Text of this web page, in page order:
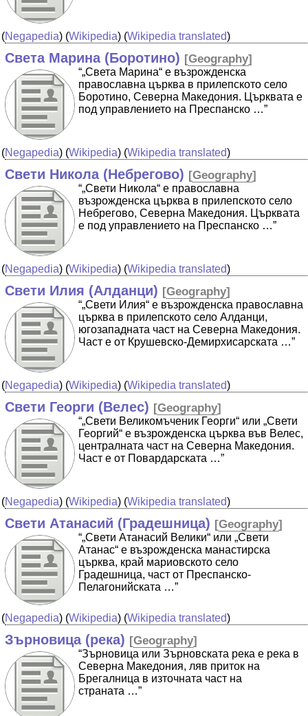
(Negapedia) (Wikipedia) (Wikipedia translated)
Света Марина (Боротино) [Geography]
“„Света Марина“ е възрожденска
православна църква в прилепското село
Боротино, Северна Македония. Църквата е
под управлението на Преспанско …”
(Negapedia) (Wikipedia) (Wikipedia translated)
Свети Никола (Небрегово) [Geography]
“„Свети Никола“ е православна
възрожденска църква в прилепското село
Небрегово, Северна Македония. Църквата
е под управлението на Преспанско …”
(Negapedia) (Wikipedia) (Wikipedia translated)
Свети Илия (Алданци) [Geography]
“„Свети Илия“ е възрожденска православна
църква в прилепското село Алданци,
югозападната част на Северна Македония.
Част е от Крушевско-Демирхисарската …”
(Negapedia) (Wikipedia) (Wikipedia translated)
Свети Георги (Велес) [Geography]
“„Свети Великомъченик Георги“ или „Свети
Георгий“ е възрожденска църква във Велес,
централната част на Северна Македония.
Част е от Повардарската …”
(Negapedia) (Wikipedia) (Wikipedia translated)
Свети Атанасий (Градешница) [Geography]
“„Свети Атанасий Велики“ или „Свети
Атанас“ е възрожденска манастирска
църква, край мариовското село
Градешница, част от Преспанско-
Пелагонийската …”
(Negapedia) (Wikipedia) (Wikipedia translated)
Зърновица (река) [Geography]
“Зърновица или Зърновската река е река в
Северна Македония, ляв приток на
Брегалница в източната част на
страната …”